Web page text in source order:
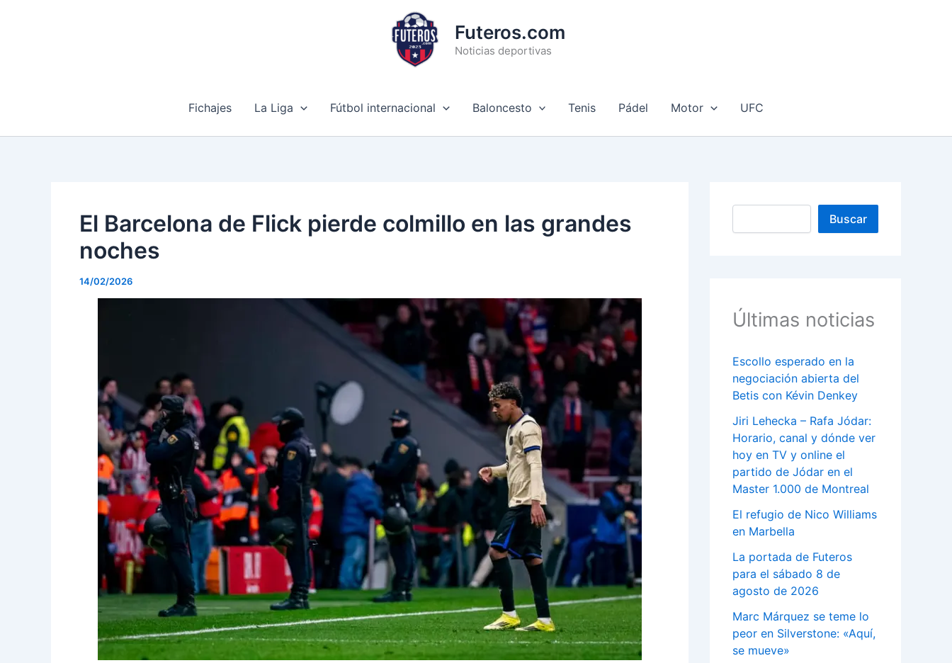
Futeros.com
Noticias deportivas
Fichajes La Liga Fútbol internacional Baloncesto Tenis Pádel Motor UFC
El Barcelona de Flick pierde colmillo en las grandes
noches
14/02/2026
Buscar
Buscar
Últimas noticias
Escollo esperado en la
negociación abierta del
Betis con Kévin Denkey
Jiri Lehecka – Rafa Jódar:
Horario, canal y dónde ver
hoy en TV y online el
partido de Jódar en el
Master 1.000 de Montreal
El refugio de Nico Williams
en Marbella
La portada de Futeros
para el sábado 8 de
agosto de 2026
Marc Márquez se teme lo
peor en Silverstone: «Aquí,
se mueve»